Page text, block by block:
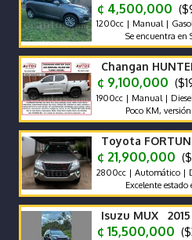
¢ 4,500,000
1200cc | Manual |
Se encuentra en San
Changan
¢ 9,100,000
1900cc | Manual |
Poco KM, versión
Toyota
¢ 21,900,000
2800cc | Automático |
Excelente estado extras
Isuzu MUX 2015
¢ 15,500,000